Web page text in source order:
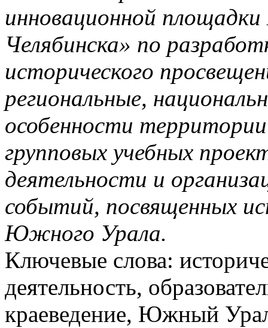
инновационной
Челябинска» по
исторического
региональные,
особенности
групповых учебных
деятельности и
событий, посвященных
Южного Урала.
Ключевые слова:
деятельность,
краеведение, Южный